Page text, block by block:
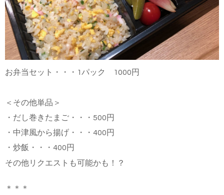
お弁当セット・・・1パック 1000円
＜その他単品＞
・だし巻きたまご・・・500円
・中津風から揚げ・・・400円
・炒飯・・・400円
その他リクエストも可能かも！？
＊＊＊